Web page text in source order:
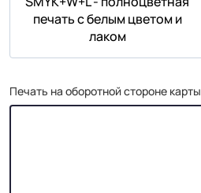
печать с белым цветом и
лаком
Печать на оборотной стороне карты